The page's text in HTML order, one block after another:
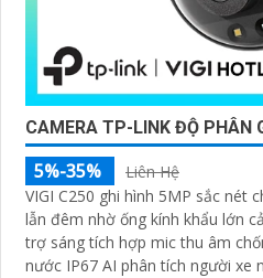
CAMERA TP-LINK ĐỘ PHÂN
5%-35%
Liên Hệ
VIGI C250 ghi hình 5MP sắc nét
lẫn đêm nhờ ống kính khẩu lớn
trợ sáng tích hợp mic thu âm
nước IP67 AI phân tích người xe